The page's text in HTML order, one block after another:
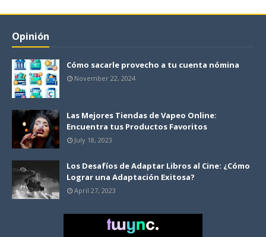
Opinión
Cómo sacarle provecho a tu cuenta nómina
November 22, 2024
Las Mejores Tiendas de Vapeo Online:
Encuentra tus Productos Favoritos
July 18, 2023
Los Desafíos de Adaptar Libros al Cine: ¿Cómo
Lograr una Adaptación Exitosa?
April 27, 2023